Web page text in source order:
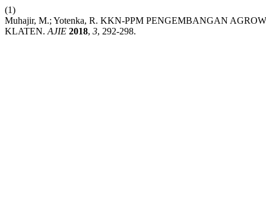
(1)
Muhajir, M.; Yotenka, R. KKN-PPM PENGEMBANGAN
KLATEN. AJIE 2018, 3, 292-298.